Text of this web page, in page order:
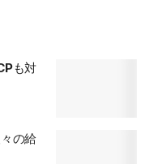
も対
の給